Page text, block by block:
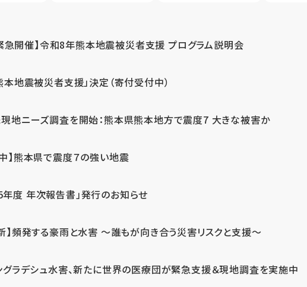
緊急開催】令和8年熊本地震被災者支援 プログラム説明会
本地震被災者支援」決定（寄付受付中）
地ニーズ調査を開始：熊本県熊本地方で震度7 大きな被害か
】熊本県で震度７の強い地震
年度 年次報告書」発行のお知らせ
】頻発する豪雨と水害 ～誰もが向き合う災害リスクと支援～
グラデシュ水害、新たに世界の医療団が緊急支援＆現地調査を実施中